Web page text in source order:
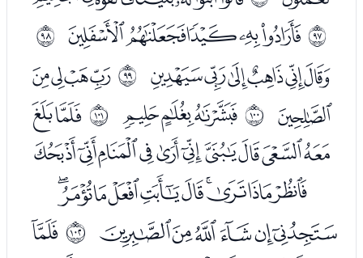
ﱠﯢﯣﯤﯥﯦ ﱡ
ﯨﯩﯪﯫﯬﯭ ﱢﯯﯰﯱﯲ
ﯳ ﱣﯵﯶﯷ ﱤ ﯹﯺ
ﯻﯼﯽﯾﯿﰀﰁﰂﰃﰄ
ﰅﰆﰇﰈﰉﰊﰋﰌﰍﰎ
ﰏﰐﰑﰒﰓﰔ ﱥ ﭑ